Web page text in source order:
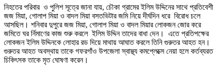
নিহতের পরিবার ও পুলিশ সূত্রে জানা যায়, চৌকা গ্রামের ইলিম উদ্দিনের সাথে প্রতিবেশী
জজ মিয়া, গোলাপ মিয়া ও বাদল মিয়া বসতভিটার জমি নিয়ে দীর্ঘদিন ধরে বিরোধ চলে
আসছিল। শনিবার দুপুরে জজ মিয়া, গোলাপ মিয়া ও বাদল মিয়ার লোকজন জোর করে
জমিতে ঘর র্নিমাণের কাজ শুরু করলে ইলিম উদ্দিন তাদের বাধা দেন। এতে প্রতিপক্ষের
লোকজন ইলিম উদ্দিনকে লোহার রড দিয়ে মাথায় আঘাত করলে তিনি গুরুতর আহত হন।
গুরুতর আহত অবস্থায় তাকে গফরগাঁও উপজেলা স্বাস্থ্য কমপ্লেক্সে নেয়া হলে কর্তব্যরত
চিকিৎসক তাকে মৃত ঘোষণা করেন।